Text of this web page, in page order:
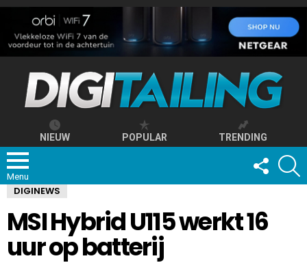
NIEUW POPULAR TRENDING
Menu
FOLLOW
US
DIGINEWS
MSI Hybrid U115 werkt 16
uur op batterij